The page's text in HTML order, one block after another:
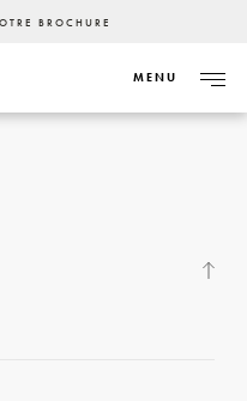
BROCHURE
MENU